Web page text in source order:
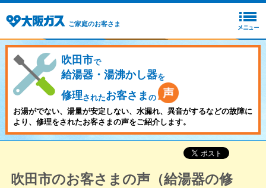
ご家庭のお客さま
吹田市で
給湯器・湯沸かし器を
修理されたお客さま の
お湯がでない、湯量が安定しない、水漏れ、異音がするなどの故障に
より、修理をされたお客さまの声をご紹介します。
吹田市のお客さまの声（給湯器の修